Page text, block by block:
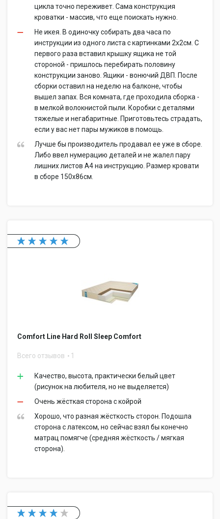
цикла точно переживет. Сама конструкция
кроватки - массив, что еще поискать нужно.
Не икея. В одиночку собирать два часа по
инструкции из одного листа с картинками 2х2см. С
первого раза вставил крышку ящика не той
стороной - пришлось перебирать половину
конструкции заново. Ящики - вонючий ДВП. После
сборки оставил на неделю на балконе, чтобы
вышел запах. Вся комната, где проходила сборка -
в мелкой волокнистой пыли. Коробки с деталями
тяжелые и негабаритные. Приготовьтесь страдать,
если у вас нет пары мужиков в помощь.
Лучше бы производитель продавал ее уже в сборе.
Либо ввел нумерацию деталей и не жалел пару
лишних листов А4 на инструкцию. Размер кровати
в сборе 150х86см.
Comfort Line Hard Roll Sleep Comfort
Всего отзывов 1
Качество, высота, практически белый цвет
(рисунок на любителя, но не выделяется)
Очень жёсткая сторона с койрой
Хорошо, что разная жёсткость сторон. Подошла
сторона с латексом, но сейчас взял бы конечно
матрац помягче (средняя жёсткость / мягкая
сторона).